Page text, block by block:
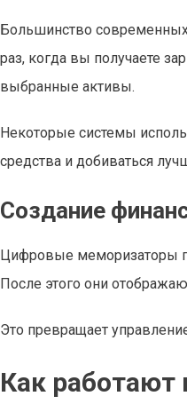
Большинство
раз, когда вы получаете
выбранные активы.
Некоторые системы
средства и добиваться
Создание
Цифровые меморизаторы
После этого они
Это превращает
Как